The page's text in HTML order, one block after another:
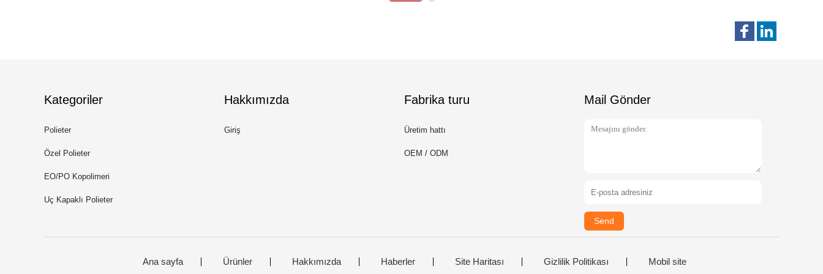
Kategoriler
Polieter
Özel Polieter
EO/PO Kopolimeri
Uç Kapaklı Polieter
Hakkımızda
Giriş
Fabrika turu
Üretim hattı
OEM / ODM
Mail Gönder
Send
Ana sayfa Ürünler Hakkımızda Haberler Site Haritası Gizlilik Politikası Mobil site